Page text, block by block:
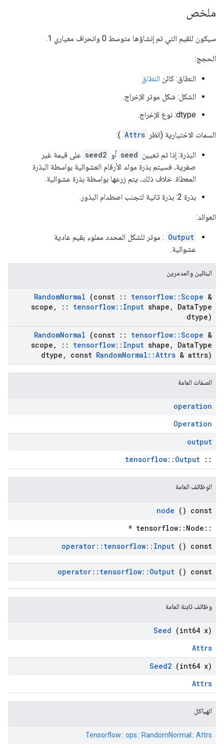
ملخص
سيكون للقيم التي تم إنشاؤها متوسط ​​0 وانحراف معياري 1.
الحجج:
النطاق: كائن النطاق
الشكل: شكل موتر الإخراج.
dtype: نوع الإخراج.
السمات الاختيارية (انظر Attrs
):
البذرة: إذا تم تعيين seed أو seed2 على قيمة غير
صفرية، فسيتم بذرة مولد الأرقام العشوائية بواسطة البذرة
المعطاة. خلاف ذلك، يتم زرعها بواسطة بذرة عشوائية.
بذرة 2: بذرة ثانية لتجنب اصطدام البذور.
العوائد:
Output : موتر للشكل المحدد مملوء بقيم عادية
عشوائية.
البنائين والمدمرين
RandomNormal (const :: tensorflow::Scope &
scope , :: tensorflow:: Input shape , DataType
dtype)
RandomNormal (const :: tensorflow::Scope &
scope , :: tensorflow:: Input shape , DataType
dtype , const RandomNormal ::Attrs & attrs)
الصفات العامة
operation
Operation
output
::
tensorflow::Output
الوظائف العامة
node () const
::tensorflow::Node *
operator:: tensorflow:: Input () const
operator:: tensorflow:: Output () const
وظائف ثابتة العامة
Seed (int64 x)
Attrs
Seed2 (int64 x)
Attrs
الهياكل
Tensorflow:: ops:: RandomNormal:: Attrs